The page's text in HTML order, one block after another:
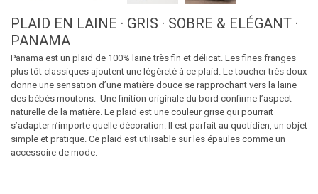
PLAID EN LAINE · GRIS · SOBRE & ELÉGANT ·
PANAMA
Panama est un plaid de 100% laine très fin et délicat. Les fines franges
plus tôt classiques ajoutent une légèreté à ce plaid. Le toucher très doux
donne une sensation d’une matière douce se rapprochant vers la laine
des bébés moutons. Une finition originale du bord confirme l’aspect
naturelle de la matière. Le plaid est une couleur grise qui pourrait
s’adapter n’importe quelle décoration. Il est parfait au quotidien, un objet
simple et pratique. Ce plaid est utilisable sur les épaules comme un
accessoire de mode.